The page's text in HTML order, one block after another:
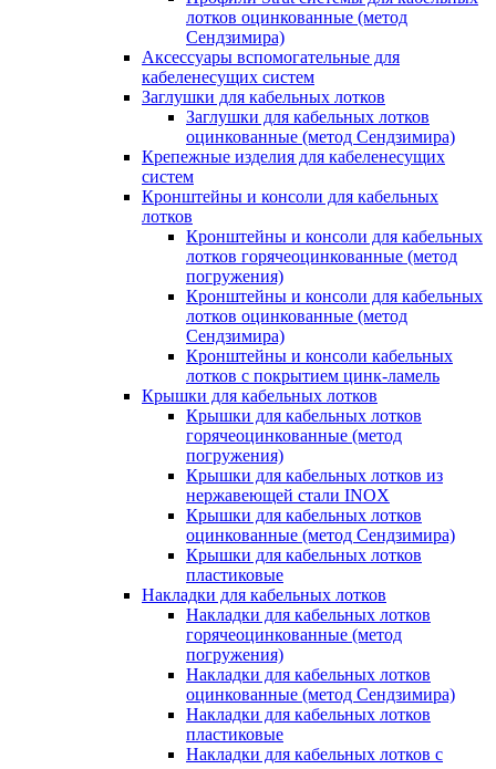
лотков оцинкованные (метод
Сендзимира)
Аксессуары вспомогательные для
кабеленесущих систем
Заглушки для кабельных лотков
Заглушки для кабельных лотков
оцинкованные (метод Сендзимира)
Крепежные изделия для кабеленесущих
систем
Кронштейны и консоли для кабельных
лотков
Кронштейны и консоли для кабельных
лотков горячеоцинкованные (метод
погружения)
Кронштейны и консоли для кабельных
лотков оцинкованные (метод
Сендзимира)
Кронштейны и консоли кабельных
лотков с покрытием цинк-ламель
Крышки для кабельных лотков
Крышки для кабельных лотков
горячеоцинкованные (метод
погружения)
Крышки для кабельных лотков из
нержавеющей стали INOX
Крышки для кабельных лотков
оцинкованные (метод Сендзимира)
Крышки для кабельных лотков
пластиковые
Накладки для кабельных лотков
Накладки для кабельных лотков
горячеоцинкованные (метод
погружения)
Накладки для кабельных лотков
оцинкованные (метод Сендзимира)
Накладки для кабельных лотков
пластиковые
Накладки для кабельных лотков с